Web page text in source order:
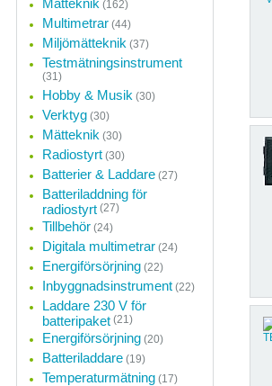
Mätteknik (162)
Multimetrar (44)
Miljömätteknik (37)
Testmätningsinstrument
(31)
Hobby & Musik (30)
Verktyg (30)
Mätteknik (30)
Radiostyrt (30)
Batterier & Laddare (27)
Batteriladdning för
radiostyrt (27)
Tillbehör (24)
Digitala multimetrar (24)
Energiförsörjning (22)
Inbyggnadsinstrument (22)
Laddare 230 V för
batteripaket (21)
Energiförsörjning (20)
Batteriladdare (19)
Temperaturmätning (17)